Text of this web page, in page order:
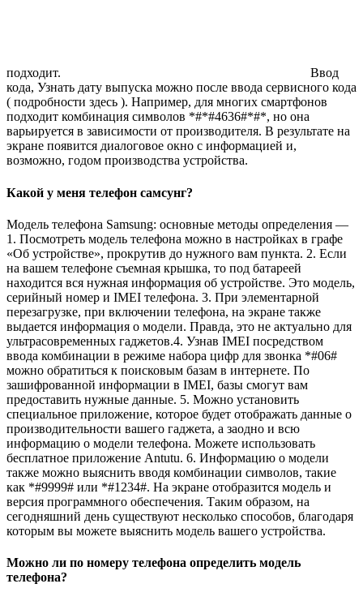
подходит.
Ввод
кода, Узнать дату выпуска можно после ввода сервисного кода
( подробности здесь ). Например, для многих смартфонов
подходит комбинация символов *#*#4636#*#*, но она
варьируется в зависимости от производителя. В результате на
экране появится диалоговое окно с информацией и,
возможно, годом производства устройства.
Какой у меня телефон самсунг?
Модель телефона Samsung: основные методы определения —
1. Посмотреть модель телефона можно в настройках в графе
«Об устройстве», прокрутив до нужного вам пункта. 2. Если
на вашем телефоне съемная крышка, то под батареей
находится вся нужная информация об устройстве. Это модель,
серийный номер и IMEI телефона. 3. При элементарной
перезагрузке, при включении телефона, на экране также
выдается информация о модели. Правда, это не актуально для
ультрасовременных гаджетов.4. Узнав IMEI посредством
ввода комбинации в режиме набора цифр для звонка *#06#
можно обратиться к поисковым базам в интернете. По
зашифрованной информации в IMEI, базы смогут вам
предоставить нужные данные. 5. Можно установить
специальное приложение, которое будет отображать данные о
производительности вашего гаджета, а заодно и всю
информацию о модели телефона. Можете использовать
бесплатное приложение Antutu. 6. Информацию о модели
также можно выяснить вводя комбинации символов, такие
как *#9999# или *#1234#. На экране отобразится модель и
версия программного обеспечения. Таким образом, на
сегодняшний день существуют несколько способов, благодаря
которым вы можете выяснить модель вашего устройства.
Можно ли по номеру телефона определить модель
телефона?